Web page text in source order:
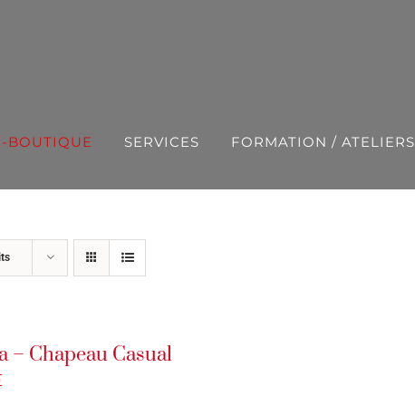
BOUTIQUE SERVICES FORMATION / ATELIERS
– Chapeau Casual